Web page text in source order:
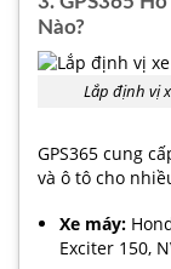
Nào?
Lắp định vị
GPS365 cung
và ô tô cho
Xe máy:
Exciter 150,